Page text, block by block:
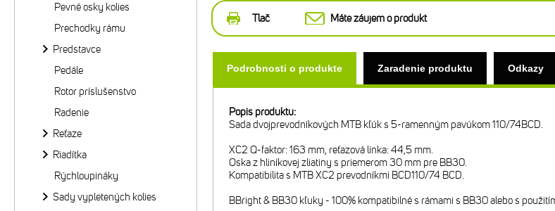
Tlač Máte záujem o produkt
Podrobnosti o produkte Zaradenie produktu Odkazy
Popis produktu:
Sada dvojprevodníkových MTB kľúk s 5-ramenným pavúkom 110/74BCD.
XC2 Q-faktor: 163 mm, reťazová linka: 44,5 mm.
Oska z hliníkovej zliatiny s priemerom 30 mm pre BB30.
Kompatibilita s MTB XC2 prevodníkmi BCD110/74 BCD.
BBright & BB30 kľuky - 100% kompatibilné s rámami s BB30 alebo s
Pevné osky kolies
Prechodky rámu
Predstavce
Pedále
Rotor príslušenstvo
Radenie
Reťaze
Riadítka
Rýchloupináky
Sady vypletených kolies